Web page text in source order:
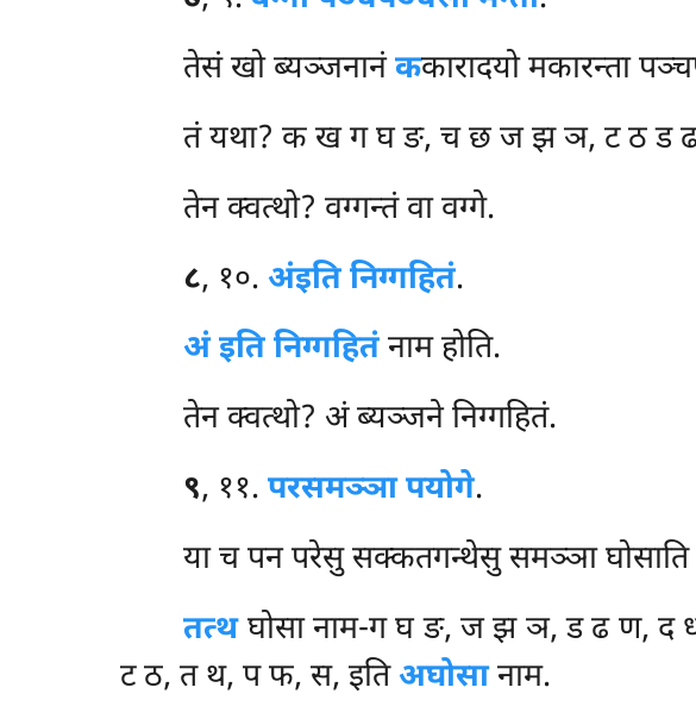
तेसं खो ब्यञ्जनानंककारादयो मकारन्ता
तं यथा? क ख ग घ ङ, च छ ज झ ञ, ट ठ ड
तेन क्वत्थो? वग्गन्तं वा वग्गे.
८, १०. अंइति निग्गहितं.
अं इति निग्गहितं नाम होति.
तेन क्वत्थो? अं ब्यञ्जने निग्गहितं.
९, ११.परसमञ्ञा पयोगे.
या च पन परेसु सक्कतगन्थेसु समञ्ञा घोसाति
तत्थघोसा नाम-ग घ ङ, ज झ ञ, ड ढ ण, द
ट ठ, त थ, प फ, स, इति अघोसानाम.